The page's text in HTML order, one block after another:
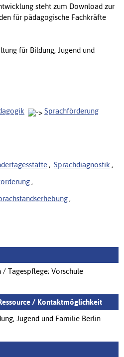
steht zum Download zur
für pädagogische Fachkräfte
für Bildung, Jugend und
Sprachförderung
, Sprachdiagnostik ,
,
,
Tagespflege; Vorschule
/ Kontaktmöglichkeit
Jugend und Familie Berlin